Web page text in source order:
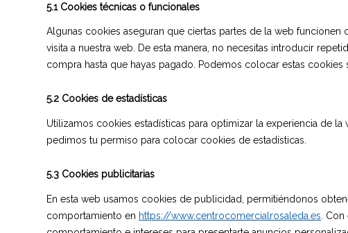
5.1 Cookies técnicas o funcionales
Algunas cookies aseguran que ciertas partes de la web
visita a nuestra web. De esta manera, no necesitas introducir
compra hasta que hayas pagado. Podemos colocar estas cookies
5.2 Cookies de estadísticas
Utilizamos cookies estadísticas para optimizar la experiencia de
pedimos tu permiso para colocar cookies de estadísticas.
5.3 Cookies publicitarias
En esta web usamos cookies de publicidad, permitiéndonos
comportamiento en https://www.centrocomercialrosaleda.es .